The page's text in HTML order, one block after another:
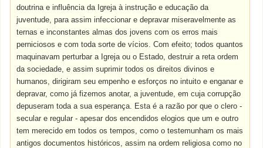
doutrina e influência da Igreja à instrução e educação da
juventude, para assim infeccionar e depravar miseravelmente as
ternas e inconstantes almas dos jovens com os erros mais
perniciosos e com toda sorte de vícios. Com efeito; todos quantos
maquinavam perturbar a Igreja ou o Estado, destruir a reta ordem
da sociedade, e assim suprimir todos os direitos divinos e
humanos, dirigiram seu empenho e esforços no intuito e enganar e
depravar, como já fizemos anotar, a juventude, em cuja corrupção
depuseram toda a sua esperança. Esta é a razão por que o clero -
secular e regular - apesar dos encendidos elogios que um e outro
tem merecido em todos os tempos, como o testemunham os mais
antigos documentos históricos, assim na ordem religiosa como no